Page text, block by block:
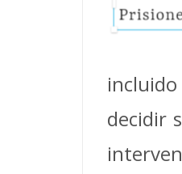
decidir